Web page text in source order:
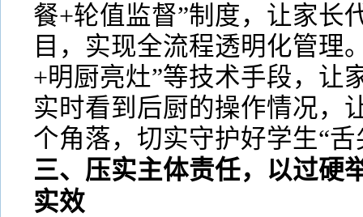
餐+轮值监督”制度，让家长
目，实现全流程透明化管理
+明厨亮灶”等技术手段，让
实时看到后厨的操作情况，
个角落，切实守护好学生“
三、压实主体责任，以过硬
实效